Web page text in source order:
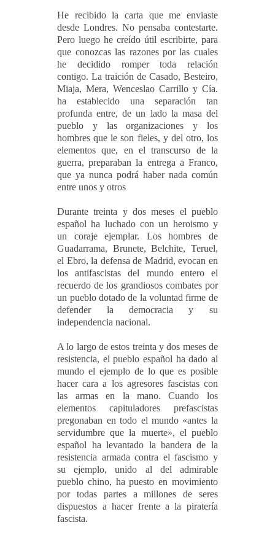
He recibido la carta que me enviaste
desde Londres. No pensaba contestarte.
Pero luego he creído útil escribirte, para
que conozcas las razones por las cuales
he decidido romper toda relación
contigo. La traición de Casado, Besteiro,
Miaja, Mera, Wenceslao Carrillo y Cía.
ha establecido una separación tan
profunda entre, de un lado la masa del
pueblo y las organizaciones y los
hombres que le son fieles, y del otro, los
elementos que, en el transcurso de la
guerra, preparaban la entrega a Franco,
que ya nunca podrá haber nada común
entre unos y otros
Durante treinta y dos meses el pueblo
español ha luchado con un heroismo y
un coraje ejemplar. Los hombres de
Guadarrama, Brunete, Belchite, Teruel,
el Ebro, la defensa de Madrid, evocan en
los antifascistas del mundo entero el
recuerdo de los grandiosos combates por
un pueblo dotado de la voluntad firme de
defender la democracia y su
independencia nacional.
A lo largo de estos treinta y dos meses de
resistencia, el pueblo español ha dado al
mundo el ejemplo de lo que es posible
hacer cara a los agresores fascistas con
las armas en la mano. Cuando los
elementos capituladores prefascistas
pregonaban en todo el mundo «antes la
servidumbre que la muerte», el pueblo
español ha levantado la bandera de la
resistencia armada contra el fascismo y
su ejemplo, unido al del admirable
pueblo chino, ha puesto en movimiento
por todas partes a millones de seres
dispuestos a hacer frente a la piratería
fascista.